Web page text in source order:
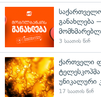
განახლება
3 საათის წინ
ქართველი
უნიკალური
17 საათის წინ